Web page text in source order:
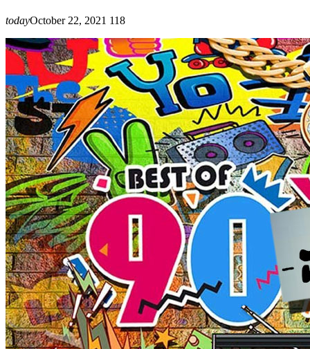
todayOctober 22, 2021 118